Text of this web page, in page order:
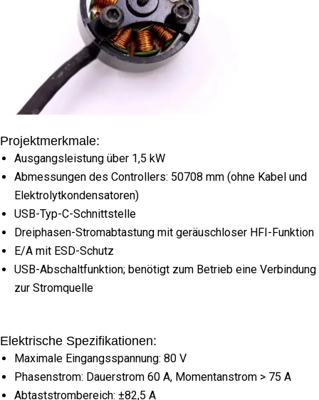
Projektmerkmale:
Ausgangsleistung über 1,5 kW
Abmessungen des Controllers: 50708 mm (ohne Kabel und
Elektrolytkondensatoren)
USB-Typ-C-Schnittstelle
Dreiphasen-Stromabtastung mit geräuschloser HFI-Funktion
E/A mit ESD-Schutz
USB-Abschaltfunktion; benötigt zum Betrieb eine Verbindung
zur Stromquelle
Elektrische Spezifikationen:
Maximale Eingangsspannung: 80 V
Phasenstrom: Dauerstrom 60 A, Momentanstrom > 75 A
Abtaststrombereich: ±82,5 A